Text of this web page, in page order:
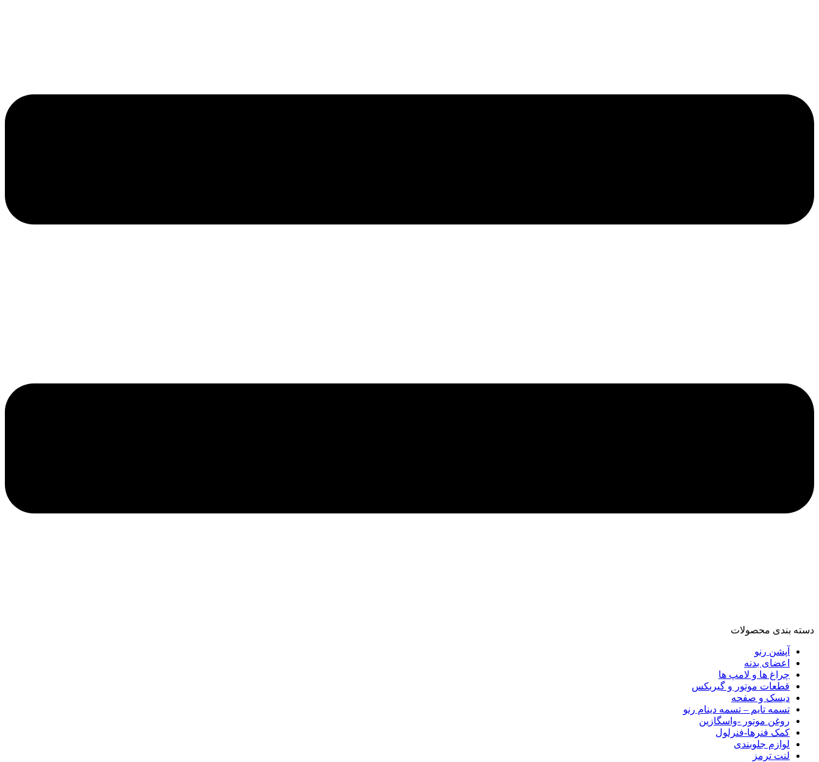
دسته‌ بندی محصولات
آپشن رنو
اعضای بدنه
چراغ ها و لامپ ها
قطعات موتور و گیربکس
دیسک و صفحه
تسمه تایم – تسمه دینام رنو
روغن موتور -واسگازین
کمک فنرها-فنرلول
لوازم جلوبندی
لنت ترمز